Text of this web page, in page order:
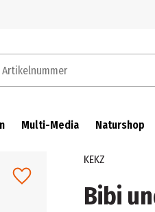
Multi-Media Naturshop
KEKZ
Bibi